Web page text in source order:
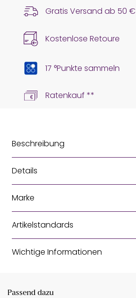
Gratis Versand ab 50 €
Kostenlose Retoure
17 °Punkte sammeln
Ratenkauf **
Beschreibung
Details
Marke
Artikelstandards
Wichtige Informationen
Passend dazu